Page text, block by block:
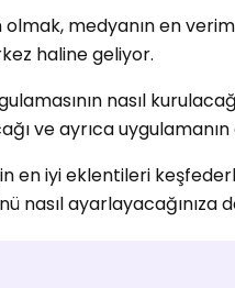
olmak, medyanın en
haline geliyor.
nasıl
ve ayrıca
en iyi eklentileri
nasıl ayarlayacağınıza